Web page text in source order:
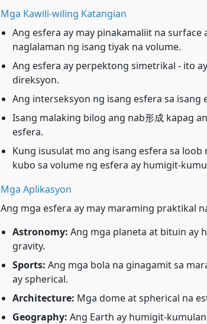
Mga Kawili-wiling Katangian
Ang esfera ay may pinakamaliit na surface
naglalaman ng isang tiyak na volume.
Ang esfera ay perpektong simetrikal - ito
direksyon.
Ang interseksyon ng isang esfera sa
Isang malaking bilog ang nab形成 kapag
esfera.
Kung isusulat mo ang isang esfera sa
kubo sa volume ng esfera ay humigit-
Mga Aplikasyon
Ang mga esfera ay may maraming praktikal
Astronomy: Ang mga planeta at bituin ay
gravity.
Sports: Ang mga bola na ginagamit sa
ay spherical.
Architecture: Mga dome at spherical na
Geography: Ang Earth ay humigit-